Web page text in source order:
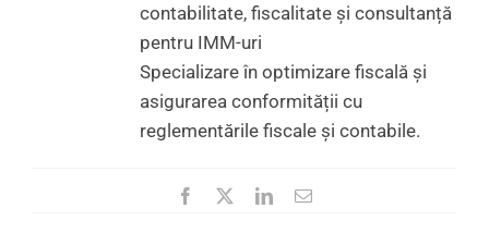
contabilitate, fiscalitate și consultanță
pentru IMM-uri
Specializare în optimizare fiscală și
asigurarea conformității cu
reglementările fiscale și contabile.
Facebook LinkedIn
E-